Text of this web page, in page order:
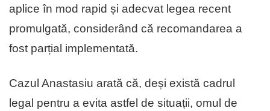
aplice în mod rapid și adecvat legea recent
promulgată, considerând că recomandarea a
fost parțial implementată.
Cazul Anastasiu arată că, deși există cadrul
legal pentru a evita astfel de situații, omul de